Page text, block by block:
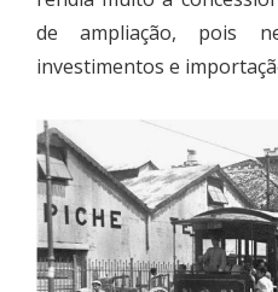
de ampliação, pois
investimentos e